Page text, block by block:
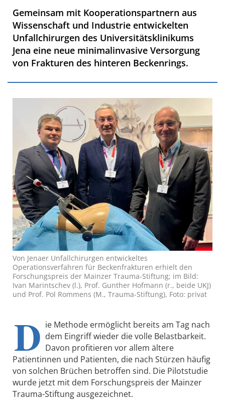
Gemeinsam mit Kooperationspartnern aus
Wissenschaft und Industrie entwickelten
Unfallchirurgen des Universitätsklinikums
Jena eine neue minimalinvasive Versorgung
von Frakturen des hinteren Beckenrings.
Von Jenaer Unfallchirurgen entwickeltes
Operationsverfahren für Beckenfrakturen erhielt den
Forschungspreis der Mainzer Trauma-Stiftung; im Bild:
Ivan Marintschev (l.), Prof. Gunther Hofmann (r., beide UKJ)
und Prof. Pol Rommens (M., Trauma-Stiftung), Foto: privat
D ie Methode ermöglicht bereits am Tag nach
dem Eingriff wieder die volle Belastbarkeit.
Davon profitieren vor allem ältere
Patientinnen und Patienten, die nach Stürzen häufig
von solchen Brüchen betroffen sind. Die Pilotstudie
wurde jetzt mit dem Forschungspreis der Mainzer
Trauma-Stiftung ausgezeichnet.